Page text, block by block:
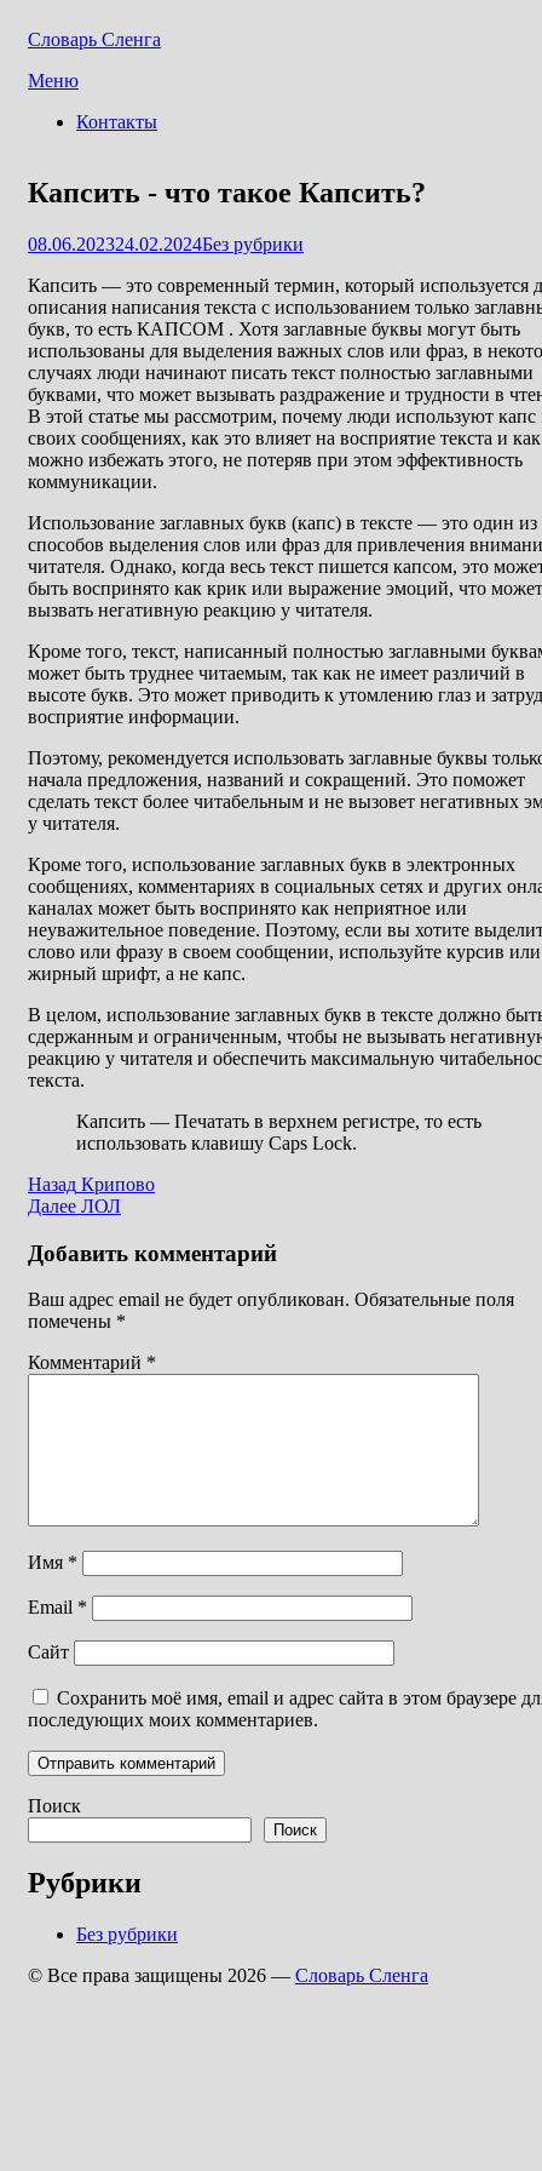
Словарь Сленга
Перейти
содержимому
Меню
Контакты
Капсить - что такое Капсить?
Опубликовано
08.06.202324.02.2024Без рубрики
Капсить — это современный термин, который используется
описания написания текста с использованием только
букв, то есть КАПСОМ . Хотя заглавные буквы могут быть
использованы для выделения важных слов или фраз, в
случаях люди начинают писать текст полностью заглавными
буквами, что может вызывать раздражение и трудности в
В этой статье мы рассмотрим, почему люди используют капс
своих сообщениях, как это влияет на восприятие текста и как
можно избежать этого, не потеряв при этом эффективность
коммуникации.
Использование заглавных букв (капс) в тексте — это один из
способов выделения слов или фраз для привлечения
читателя. Однако, когда весь текст пишется капсом, это
быть воспринято как крик или выражение эмоций, что может
вызвать негативную реакцию у читателя.
Кроме того, текст, написанный полностью заглавными
может быть труднее читаемым, так как не имеет различий в
высоте букв. Это может приводить к утомлению глаз и
восприятие информации.
Поэтому, рекомендуется использовать заглавные буквы
начала предложения, названий и сокращений. Это поможет
сделать текст более читабельным и не вызовет негативных
у читателя.
Кроме того, использование заглавных букв в электронных
сообщениях, комментариях в социальных сетях и других
каналах может быть воспринято как неприятное или
неуважительное поведение. Поэтому, если вы хотите
слово или фразу в своем сообщении, используйте курсив или
жирный шрифт, а не капс.
В целом, использование заглавных букв в тексте должно
сдержанным и ограниченным, чтобы не вызывать
реакцию у читателя и обеспечить максимальную
текста.
Капсить — Печатать в верхнем регистре, то есть
использовать клавишу Caps Lock.
Навигация
по
записям
Назад Крипово
Далее ЛОЛ
Добавить комментарий
Ваш адрес email не будет опубликован. Обязательные поля
помечены *
Комментарий *
Имя *
Email *
Сайт
Сохранить моё имя, email и адрес сайта в этом браузере
последующих моих комментариев.
Поиск
Поиск
Рубрики
Без рубрики
© Все права защищены 2026 — Словарь Сленга